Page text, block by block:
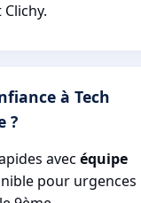
à Tech
?
avec équipe
pour urgences